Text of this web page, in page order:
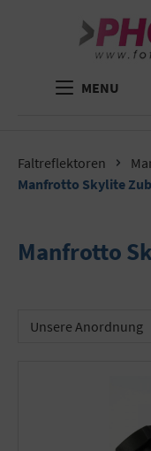
MENU
Faltreflektoren
Manfrotto Skylite
Manfrotto